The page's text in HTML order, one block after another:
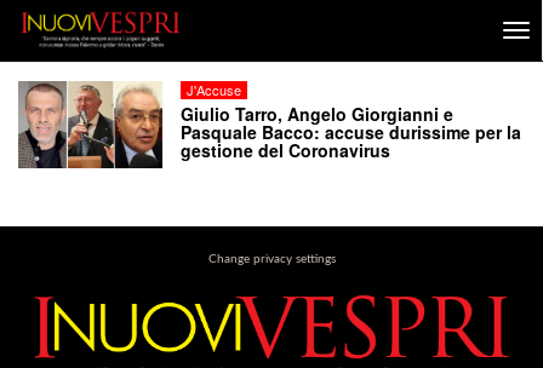
J'Accuse
Giulio Tarro, Angelo Giorgianni e
Pasquale Bacco: accuse durissime per la
gestione del Coronavirus
Change privacy settings